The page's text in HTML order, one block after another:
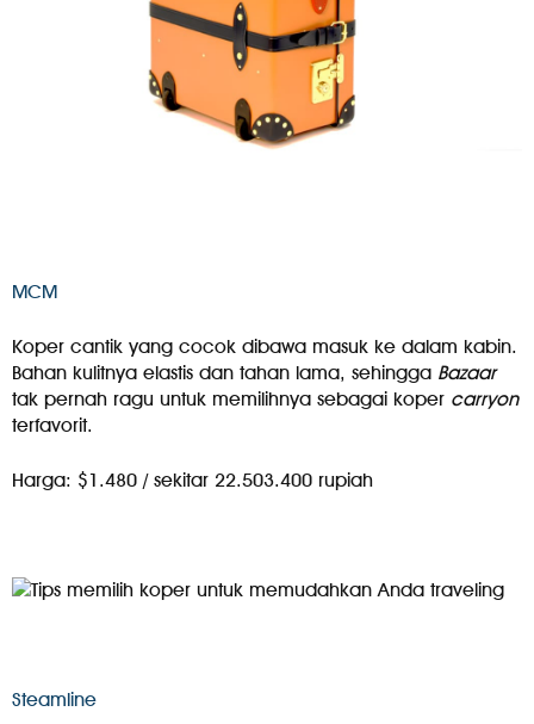
MCM
Koper cantik yang cocok dibawa masuk ke dalam kabin.
Bahan kulitnya elastis dan tahan lama, sehingga Bazaar
tak pernah ragu untuk memilihnya sebagai koper carryon
terfavorit.
Harga: $1.480 / sekitar 22.503.400 rupiah
Steamline